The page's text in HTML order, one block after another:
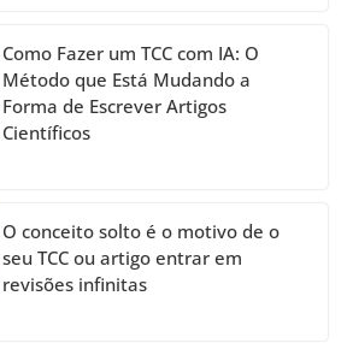
Como Fazer um TCC com IA: O
Método que Está Mudando a
Forma de Escrever Artigos
Científicos
O conceito solto é o motivo de o
seu TCC ou artigo entrar em
revisões infinitas